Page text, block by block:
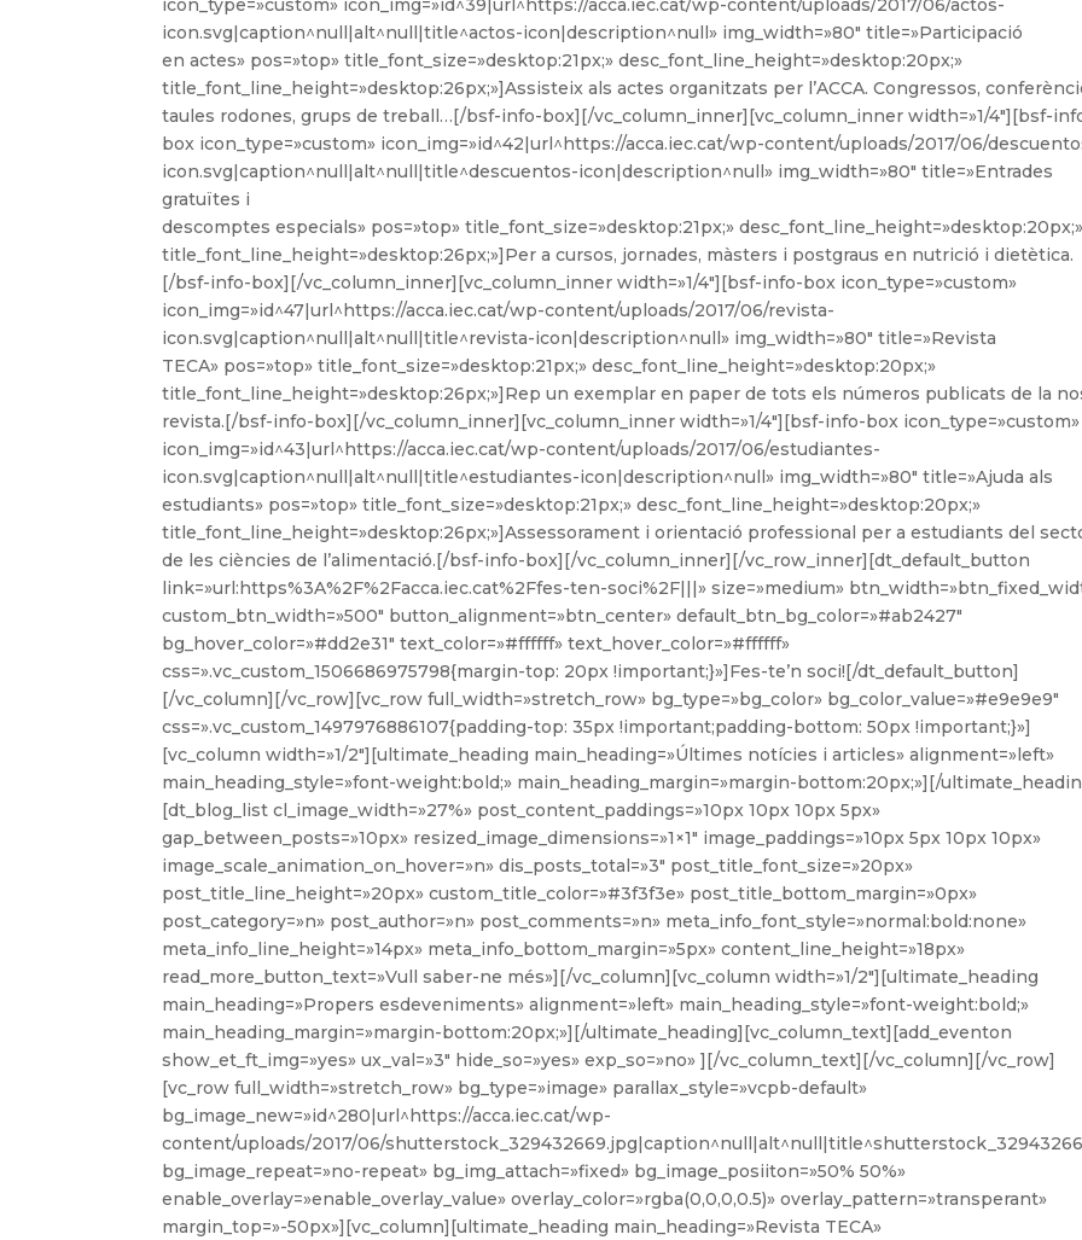
icon_type=»custom» icon_img=»id^39|url^https://acca.iec.cat/wp-content/uploads/2017/06/actos-
icon.svg|caption^null|alt^null|title^actos-icon|description^null» img_width=»80″ title=»Participació
en actes» pos=»top» title_font_size=»desktop:21px;» desc_font_line_height=»desktop:20px;»
title_font_line_height=»desktop:26px;»]Assisteix als actes organitzats per l’ACCA. Congressos,
taules rodones, grups de treball…[/bsf-info-box][/vc_column_inner][vc_column_inner width=»1/4″][bsf-
box icon_type=»custom» icon_img=»id^42|url^https://acca.iec.cat/wp-content/uploads/2017/06/
icon.svg|caption^null|alt^null|title^descuentos-icon|description^null» img_width=»80″ title=»Entrades
gratuïtes i
descomptes especials» pos=»top» title_font_size=»desktop:21px;» desc_font_line_height=»desktop:20px;»
title_font_line_height=»desktop:26px;»]Per a cursos, jornades, màsters i postgraus en nutrició i dietètica.
[/bsf-info-box][/vc_column_inner][vc_column_inner width=»1/4″][bsf-info-box icon_type=»custom»
icon_img=»id^47|url^https://acca.iec.cat/wp-content/uploads/2017/06/revista-
icon.svg|caption^null|alt^null|title^revista-icon|description^null» img_width=»80″ title=»Revista
TECA» pos=»top» title_font_size=»desktop:21px;» desc_font_line_height=»desktop:20px;»
title_font_line_height=»desktop:26px;»]Rep un exemplar en paper de tots els números publicats de la
revista.[/bsf-info-box][/vc_column_inner][vc_column_inner width=»1/4″][bsf-info-box icon_type=»custom»
icon_img=»id^43|url^https://acca.iec.cat/wp-content/uploads/2017/06/estudiantes-
icon.svg|caption^null|alt^null|title^estudiantes-icon|description^null» img_width=»80″ title=»Ajuda als
estudiants» pos=»top» title_font_size=»desktop:21px;» desc_font_line_height=»desktop:20px;»
title_font_line_height=»desktop:26px;»]Assessorament i orientació professional per a estudiants del
de les ciències de l’alimentació.[/bsf-info-box][/vc_column_inner][/vc_row_inner][dt_default_button
link=»url:https%3A%2F%2Facca.iec.cat%2Ffes-ten-soci%2F|||» size=»medium»
custom_btn_width=»500″ button_alignment=»btn_center» default_btn_bg_color=»#ab2427″
bg_hover_color=»#dd2e31″ text_color=»#ffffff» text_hover_color=»#ffffff»
css=».vc_custom_1506686975798{margin-top: 20px !important;}»]Fes-te’n soci![/dt_default_button]
[/vc_column][/vc_row][vc_row full_width=»stretch_row» bg_type=»bg_color» bg_color_value=»#e9e9e9″
css=».vc_custom_1497976886107{padding-top: 35px !important;padding-bottom: 50px !important;}»]
[vc_column width=»1/2″][ultimate_heading main_heading=»Últimes notícies i articles» alignment=»left»
main_heading_style=»font-weight:bold;» main_heading_margin=»margin-bottom:20px;»][/
[dt_blog_list cl_image_width=»27%» post_content_paddings=»10px 10px 10px 5px»
gap_between_posts=»10px» resized_image_dimensions=»1×1″ image_paddings=»10px 5px 10px 10px»
image_scale_animation_on_hover=»n» dis_posts_total=»3″ post_title_font_size=»20px»
post_title_line_height=»20px» custom_title_color=»#3f3f3e» post_title_bottom_margin=»0px»
post_category=»n» post_author=»n» post_comments=»n» meta_info_font_style=»normal:bold:none»
meta_info_line_height=»14px» meta_info_bottom_margin=»5px» content_line_height=»18px»
read_more_button_text=»Vull saber-ne més»][/vc_column][vc_column width=»1/2″][ultimate_heading
main_heading=»Propers esdeveniments» alignment=»left» main_heading_style=»font-weight:bold;»
main_heading_margin=»margin-bottom:20px;»][/ultimate_heading][vc_column_text][add_eventon
show_et_ft_img=»yes» ux_val=»3″ hide_so=»yes» exp_so=»no» ][/vc_column_text][/vc_column][/vc_row]
[vc_row full_width=»stretch_row» bg_type=»image» parallax_style=»vcpb-default»
bg_image_new=»id^280|url^https://acca.iec.cat/wp-
content/uploads/2017/06/
bg_image_repeat=»no-repeat» bg_img_attach=»fixed» bg_image_posiiton=»50% 50%»
enable_overlay=»enable_overlay_value» overlay_color=»rgba(0,0,0,0.5)» overlay_pattern=»transperant»
margin_top=»-50px»][vc_column][ultimate_heading main_heading=»Revista TECA»